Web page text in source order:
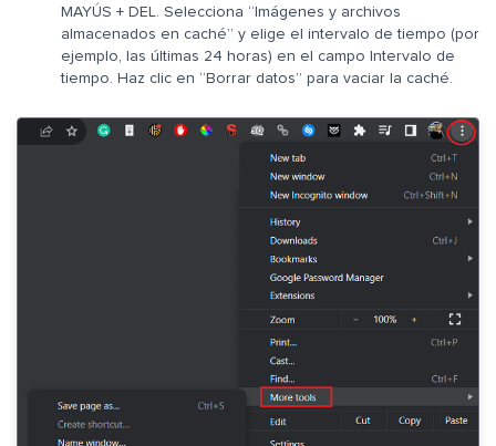
MAYÚS + DEL. Selecciona “Imágenes y archivos
almacenados en caché” y elige el intervalo de tiempo (por
ejemplo, las últimas 24 horas) en el campo Intervalo de
tiempo. Haz clic en “Borrar datos” para vaciar la caché.